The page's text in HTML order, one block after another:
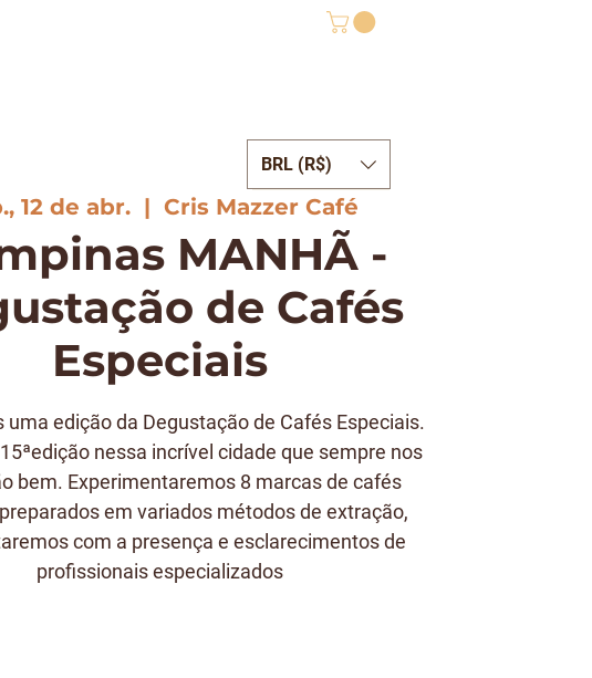
BRL (R$)
12 de abr.
  |
Cris Mazzer Café
MANHÃ -
de Cafés
Especiais
uma edição da Degustação de Cafés Especiais.
nessa incrível cidade que sempre nos
bem. Experimentaremos 8 marcas de cafés
em variados métodos de extração,
com a presença e esclarecimentos de
profissionais especializados